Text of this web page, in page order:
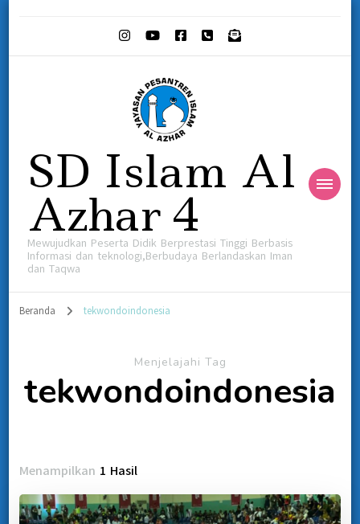
SD Islam Al
Azhar 4
Mewujudkan Peserta Didik Berprestasi Tinggi Berbasis
Informasi dan teknologi,Berbudaya Berlandaskan Iman
dan Taqwa
Beranda tekwondoindonesia
Menjelajahi Tag
tekwondoindonesia
Menampilkan 1 Hasil